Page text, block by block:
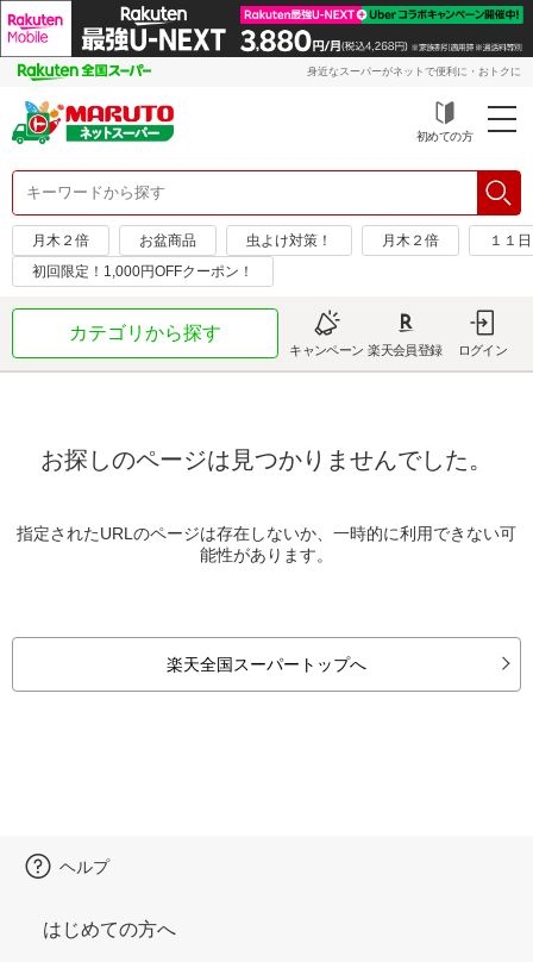
身近なスーパーがネットで便利に・おトクに
初めての方
月木２倍 お盆商品 虫よけ対策！ 月木２倍
１１
初回限定！1,000円OFFクーポン！
カテゴリから探す
キャンペーン 楽天会員登録 ログイン
お探しのページは見つかりませんでした。
指定されたURLのページは存在しないか、一時的に利用できない可
能性があります。
楽天全国スーパートップへ
ヘルプ
はじめての方へ